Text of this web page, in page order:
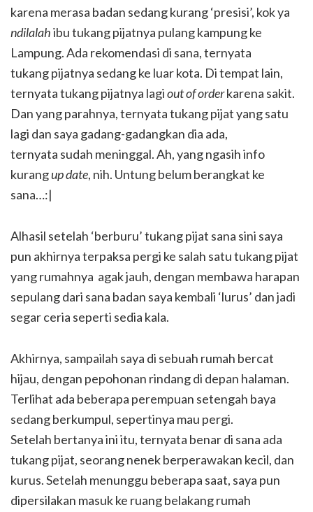
karena merasa badan sedang kurang ‘presisi’, kok ya
ndilalahibu tukang pijatnya pulang kampung ke
Lampung. Ada rekomendasi di sana, ternyata
tukang pijatnya sedang ke luar kota. Di tempat lain,
ternyata tukang pijatnya lagiout of orderkarena sakit.
Dan yang parahnya, ternyata tukang pijat yang satu
lagi dan saya gadang-gadangkan dia ada,
ternyata sudah meninggal. Ah, yang ngasih info
kurangup date, nih. Untung belum berangkat ke
sana…:|
Alhasil setelah ‘berburu’ tukang pijat sana sini saya
pun akhirnya terpaksa pergi ke salah satu tukang pijat
yang rumahnya agak jauh, dengan membawa harapan
sepulang dari sana badan saya kembali ‘lurus’ dan jadi
segar ceria seperti sedia kala.
Akhirnya, sampailah saya di sebuah rumah bercat
hijau, dengan pepohonan rindang di depan halaman.
Terlihat ada beberapa perempuan setengah baya
sedang berkumpul, sepertinya mau pergi.
Setelah bertanya ini itu, ternyata benar di sana ada
tukang pijat, seorang nenek berperawakan kecil, dan
kurus. Setelah menunggu beberapa saat, saya pun
dipersilakan masuk ke ruang belakang rumah